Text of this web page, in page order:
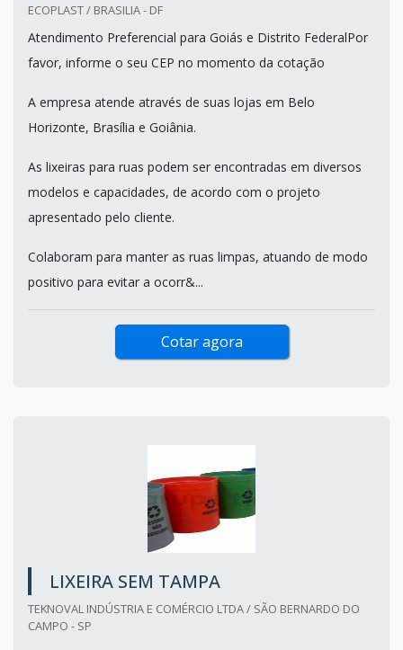
ECOPLAST / BRASILIA - DF
Atendimento Preferencial para Goiás e Distrito FederalPor
favor, informe o seu CEP no momento da cotação
A empresa atende através de suas lojas em Belo
Horizonte, Brasília e Goiânia.
As lixeiras para ruas podem ser encontradas em diversos
modelos e capacidades, de acordo com o projeto
apresentado pelo cliente.
Colaboram para manter as ruas limpas, atuando de modo
positivo para evitar a ocorr&...
Cotar agora
LIXEIRA SEM TAMPA
TEKNOVAL INDÚSTRIA E COMÉRCIO LTDA / SÃO BERNARDO DO
CAMPO - SP